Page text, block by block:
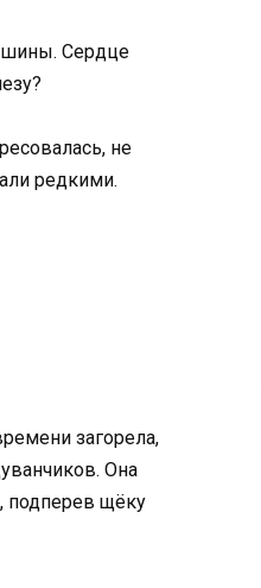
Сердце
не
редкими.
загорела,
Она
подперев щёку